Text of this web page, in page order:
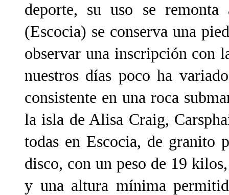
deporte, su uso se
(Escocia) se conserva una
observar una inscripción con
nuestros días poco ha
consistente en una roca
la isla de Alisa Craig,
todas en Escocia, de granito
disco, con un peso de 19
y una altura mínima